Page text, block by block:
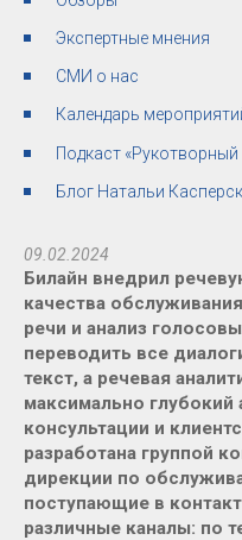
Экспертные мнения
СМИ о нас
Календарь
Подкаст «Рукотворный
Блог Натальи
09.02.2024
Билайн внедрил
качества
речи и анализ
переводить все
текст, а речевая
максимально глубокий
консультации и
разработана группой
дирекции по
поступающие в
различные каналы: по